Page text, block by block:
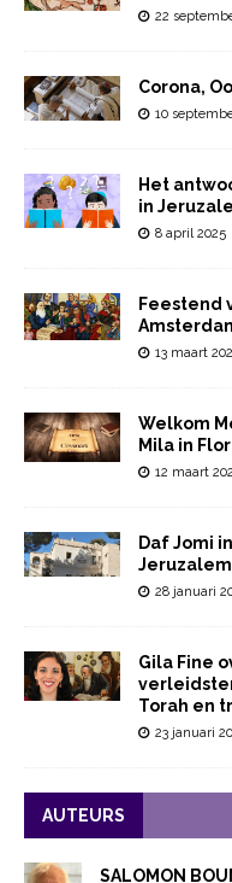
22
Corona,
10
Het
in
8 april 2025
Feestend
13 maart
Welkom
Mila in
12 maart
Daf Jomi
Jeruzalem
28 januari
Gila Fine
Torah en
23 januari
AUTEURS
SALOMON